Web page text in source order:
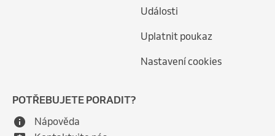
Události
Uplatnit poukaz
Nastavení cookies
POTŘEBUJETE PORADIT?
Nápověda